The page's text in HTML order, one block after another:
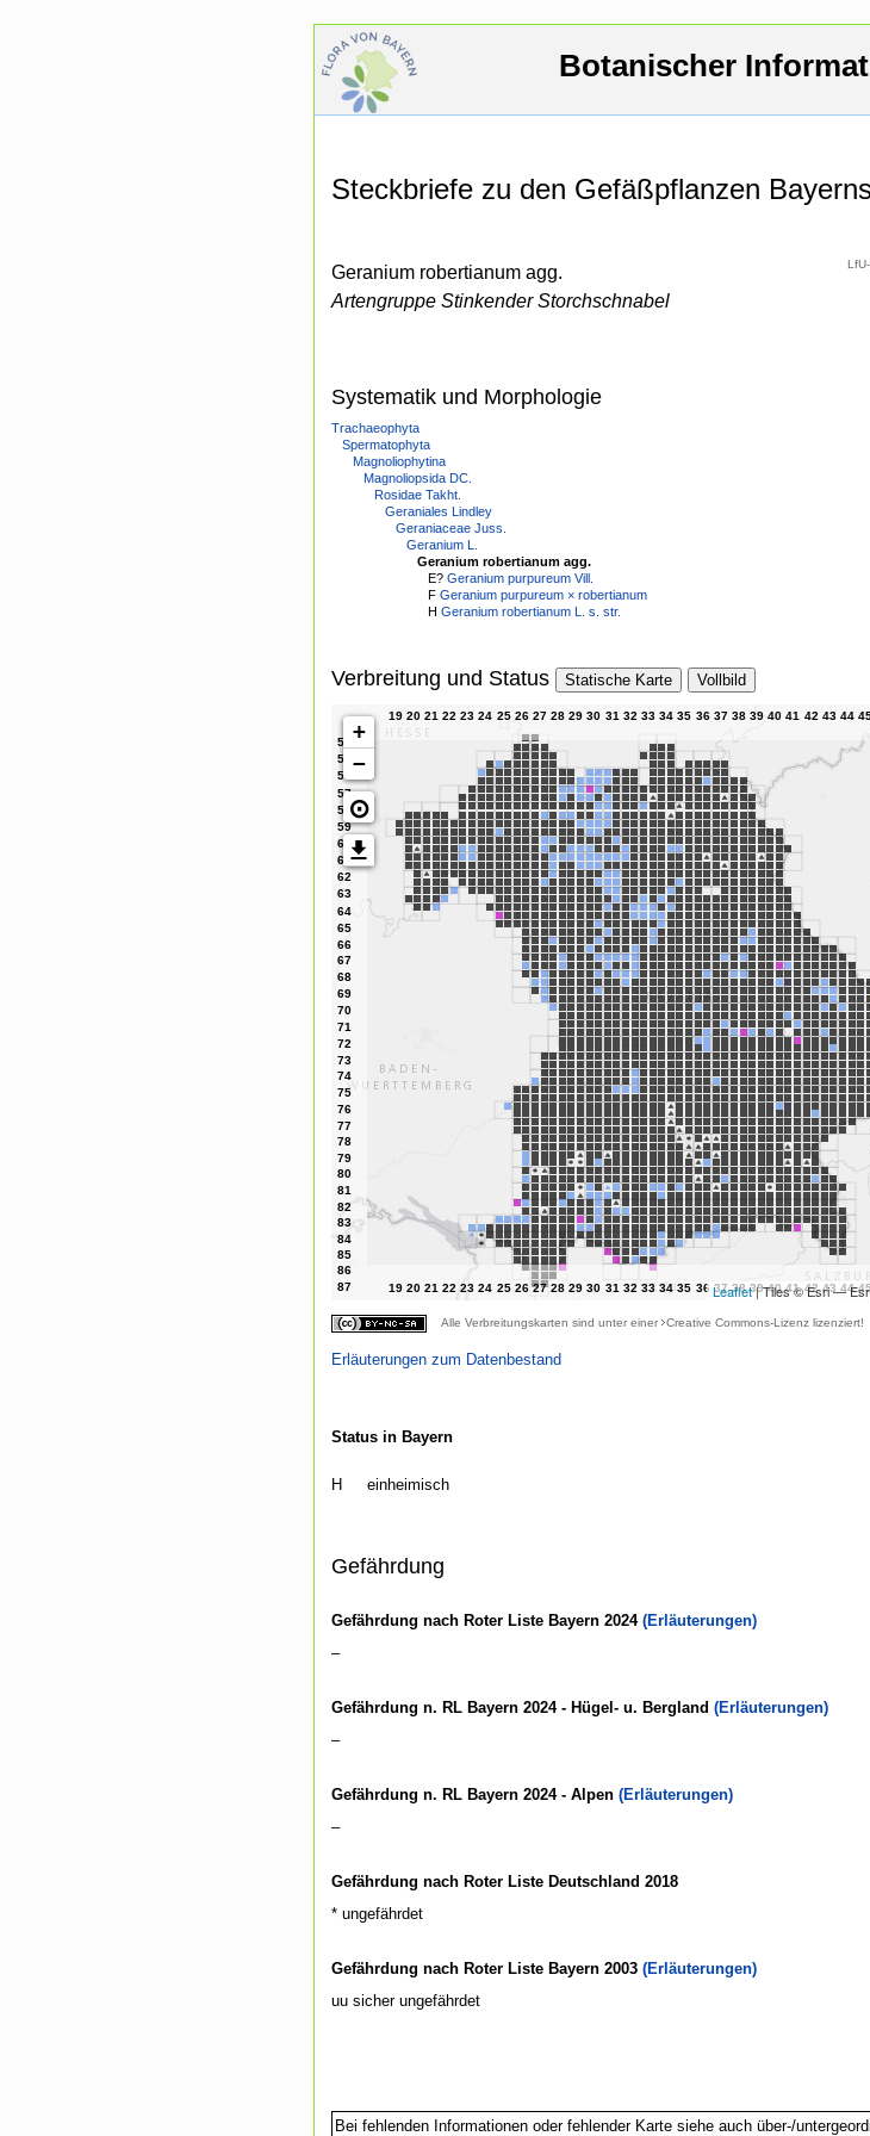
Botanischer
Steckbriefe zu den Gefäßpflanzen
Geranium robertianum agg.
Artengruppe Stinkender Storchschnabel
Systematik und Morphologie
Trachaeophyta
Spermatophyta
Magnoliophytina
Magnoliopsida DC.
Rosidae Takht.
Geraniales Lindley
Geraniaceae Juss.
Geranium L.
Geranium robertianum agg.
E? Geranium purpureum Vill.
F Geranium purpureum × robertianum
H Geranium robertianum L. s. str.
Verbreitung und Status Statische Karte Vollbild
+
−
⊙
Leaflet| Tiles © Esri —
Alle Verbreitungskarten sind unter einer Creative Commons-Lizenz lizenziert!
Erläuterungen zum Datenbestand
Status in Bayern
H einheimisch
Gefährdung
Gefährdung nach Roter Liste Bayern 2024 (Erläuterungen)
–
Gefährdung n. RL Bayern 2024 - Hügel- u. Bergland (Erläuterungen)
–
Gefährdung n. RL Bayern 2024 - Alpen (Erläuterungen)
–
Gefährdung nach Roter Liste Deutschland 2018
* ungefährdet
Gefährdung nach Roter Liste Bayern 2003 (Erläuterungen)
uu sicher ungefährdet
Bei fehlenden Informationen oder fehlender Karte siehe auch über-/